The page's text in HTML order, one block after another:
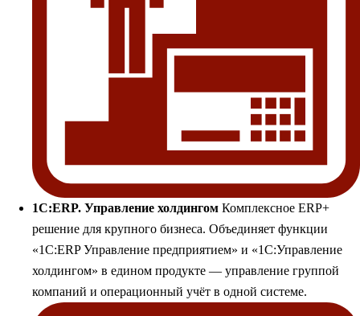
1С:ERP. Управление холдингом Комплексное ERP+
решение для крупного бизнеса. Объединяет функции
«1С:ERP Управление предприятием» и «1С:Управление
холдингом» в едином продукте — управление группой
компаний и операционный учёт в одной системе.